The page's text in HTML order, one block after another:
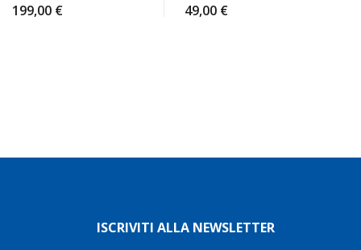
199,00 € 49,00 €
ISCRIVITI ALLA NEWSLETTER